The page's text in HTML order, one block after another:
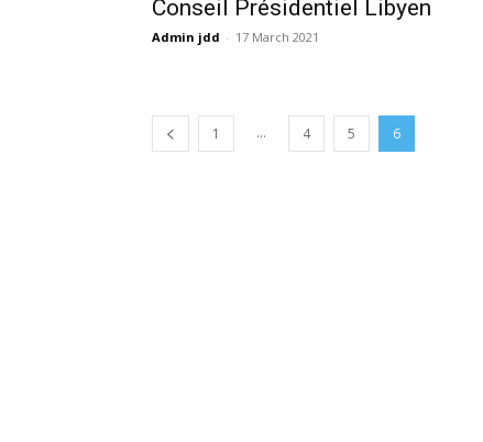
Conseil Présidentiel Libyen
Admin jdd - 17 March 2021
1 ... 4 5 6